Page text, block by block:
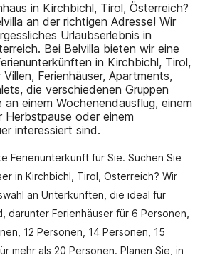
in Kirchbichl, Tirol, Österreich?
an der richtigen Adresse! Wir
Urlaubserlebnis in
Bei Belvilla bieten wir eine
in Kirchbichl, Tirol,
Ferienhäuser, Apartments,
die verschiedenen Gruppen
einem Wochenendausflug, einem
Herbstpause oder einem
interessiert sind.
Ferienunterkunft für Sie. Suchen Sie
in Kirchbichl, Tirol, Österreich? Wir
an Unterkünften, die ideal für
darunter Ferienhäuser für 6 Personen,
12 Personen, 14 Personen, 15
mehr als 20 Personen. Planen Sie, in